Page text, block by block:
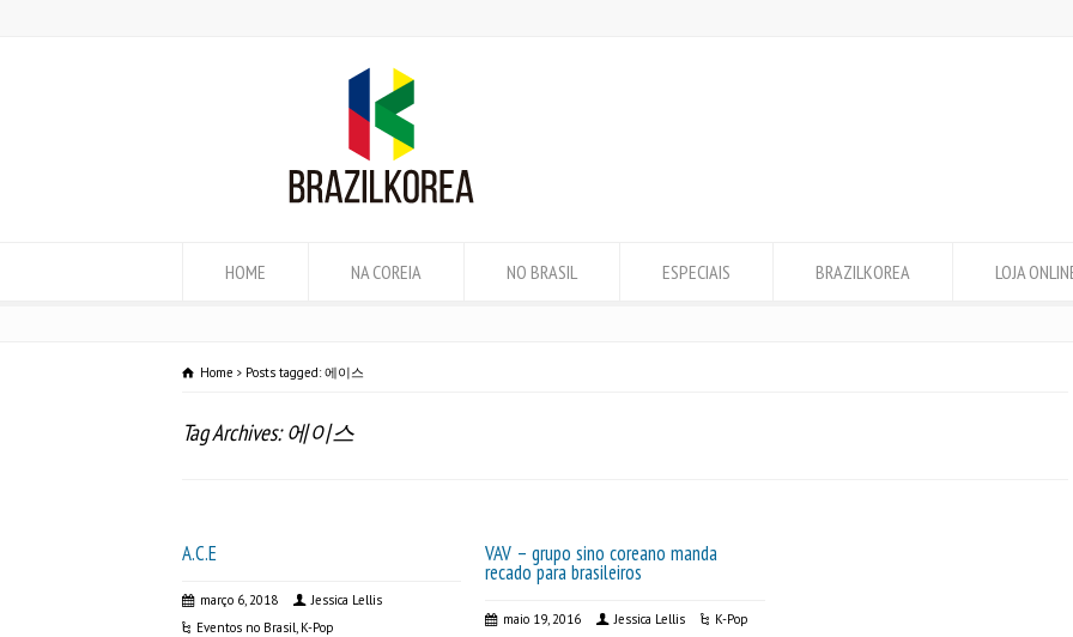
HOME NA COREIA NO BRASIL ESPECIAIS BRAZILKOREA LOJA
Home Posts tagged: 에이스
Tag Archives: 에이스
A.C.E
março 6, 2018
Jessica Lellis
Eventos no Brasil, K-Pop
VAV – grupo sino coreano manda
recado para brasileiros
maio 19, 2016 Jessica Lellis K-Pop